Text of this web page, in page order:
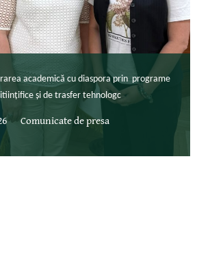
academică cu diaspora prin programe
și de trasfer tehnologc
Comunicate de presa